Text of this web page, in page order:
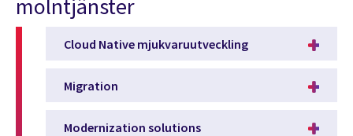
molntjänster
Cloud Native mjukvaruutveckling
Migration
Modernization solutions